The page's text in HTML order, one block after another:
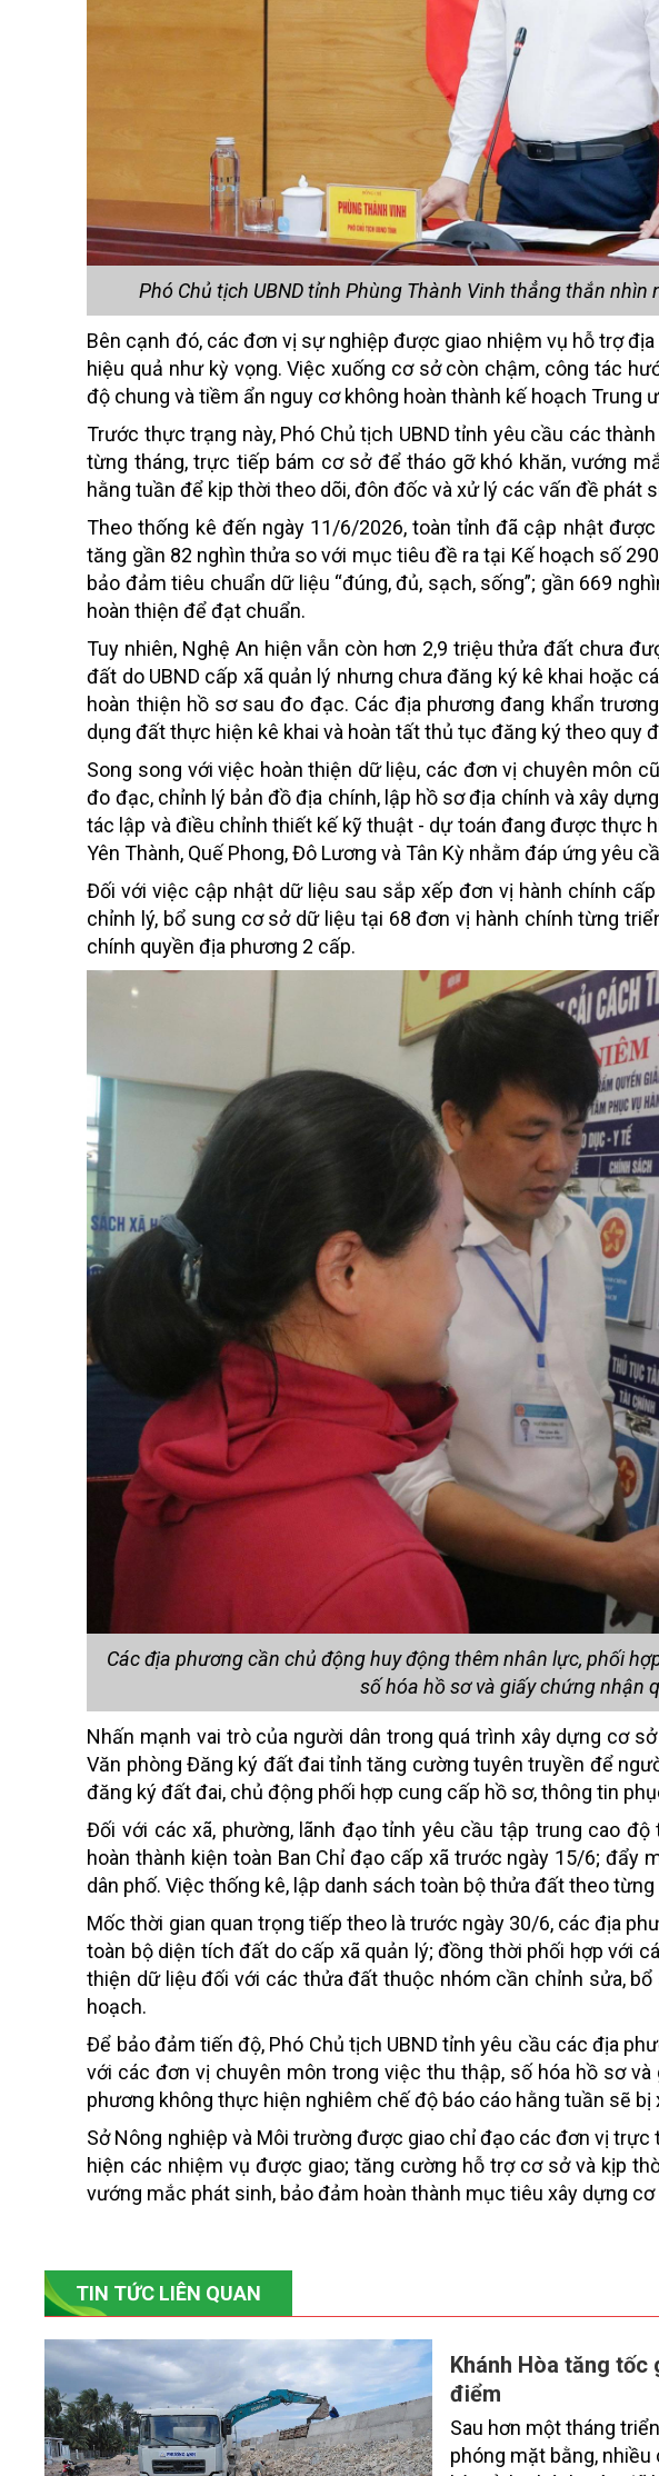
Phó Chủ tịch UBND tỉnh Phùng Thành Vinh thẳng thắn
Bên cạnh đó, các đơn vị sự nghiệp được giao nhiệm vụ hỗ trợ
hiệu quả như kỳ vọng. Việc xuống cơ sở còn chậm, công tác
độ chung và tiềm ẩn nguy cơ không hoàn thành kế hoạch Trung
Trước thực trạng này, Phó Chủ tịch UBND tỉnh yêu cầu các
từng tháng, trực tiếp bám cơ sở để tháo gỡ khó khăn, vướng
hằng tuần để kịp thời theo dõi, đôn đốc và xử lý các vấn đề phát
Theo thống kê đến ngày 11/6/2026, toàn tỉnh đã cập nhật
tăng gần 82 nghìn thửa so với mục tiêu đề ra tại Kế hoạch số
bảo đảm tiêu chuẩn dữ liệu “đúng, đủ, sạch, sống”; gần 669
hoàn thiện để đạt chuẩn.
Tuy nhiên, Nghệ An hiện vẫn còn hơn 2,9 triệu thửa đất chưa
đất do UBND cấp xã quản lý nhưng chưa đăng ký kê khai hoặc
hoàn thiện hồ sơ sau đo đạc. Các địa phương đang khẩn
dụng đất thực hiện kê khai và hoàn tất thủ tục đăng ký theo quy
Song song với việc hoàn thiện dữ liệu, các đơn vị chuyên môn
đo đạc, chỉnh lý bản đồ địa chính, lập hồ sơ địa chính và xây
tác lập và điều chỉnh thiết kế kỹ thuật - dự toán đang được thực
Yên Thành, Quế Phong, Đô Lương và Tân Kỳ nhằm đáp ứng yêu
Đối với việc cập nhật dữ liệu sau sắp xếp đơn vị hành chính
chỉnh lý, bổ sung cơ sở dữ liệu tại 68 đơn vị hành chính từng
chính quyền địa phương 2 cấp.
Các địa phương cần chủ động huy động thêm nhân lực, phối
số hóa hồ sơ và giấy chứng nhận
Nhấn mạnh vai trò của người dân trong quá trình xây dựng cơ
Văn phòng Đăng ký đất đai tỉnh tăng cường tuyên truyền để
đăng ký đất đai, chủ động phối hợp cung cấp hồ sơ, thông tin
Đối với các xã, phường, lãnh đạo tỉnh yêu cầu tập trung cao
hoàn thành kiện toàn Ban Chỉ đạo cấp xã trước ngày 15/6; đẩy
dân phố. Việc thống kê, lập danh sách toàn bộ thửa đất theo
Mốc thời gian quan trọng tiếp theo là trước ngày 30/6, các địa
toàn bộ diện tích đất do cấp xã quản lý; đồng thời phối hợp với
thiện dữ liệu đối với các thửa đất thuộc nhóm cần chỉnh sửa,
hoạch.
Để bảo đảm tiến độ, Phó Chủ tịch UBND tỉnh yêu cầu các địa
với các đơn vị chuyên môn trong việc thu thập, số hóa hồ sơ
phương không thực hiện nghiêm chế độ báo cáo hằng tuần sẽ bị
Sở Nông nghiệp và Môi trường được giao chỉ đạo các đơn vị
hiện các nhiệm vụ được giao; tăng cường hỗ trợ cơ sở và kịp
vướng mắc phát sinh, bảo đảm hoàn thành mục tiêu xây dựng
TIN TỨC LIÊN QUAN
Khánh Hòa tăng
điểm
Sau hơn một tháng
phóng mặt bằng,